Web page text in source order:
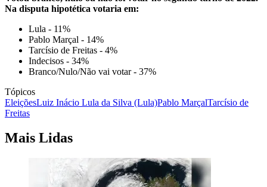
Na disputa hipotética votaria em:
Lula - 11%
Pablo Marçal - 14%
Tarcísio de Freitas - 4%
Indecisos - 34%
Branco/Nulo/Não vai votar - 37%
Tópicos
EleiçõesLuiz Inácio Lula da Silva (Lula)Pablo MarçalTarcísio de
Freitas
Mais Lidas